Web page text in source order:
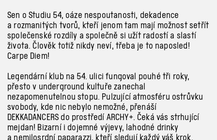
Sen o Studiu 54, oáze nespoutanosti, dekadence
a rozmanitých tvorů, kteří jenom tam mají možnost setřít
společenské rozdíly a společně si užít radostí a slastí
života. Člověk totiž nikdy neví, třeba je to naposled!
Carpe Diem!
Legendární klub na 54. ulici fungoval pouhé tři roky,
přesto v underground kultuře zanechal
nezapomenutelnou stopu. Pulzující atmosféru ostrůvku
svobody, kde nic nebylo nemožné, přenáší
DEKKADANCERS do prostředí ARCHY+. Čeká vás strhující
mejdan! Bizarní i dojemné výjevy, lahodné drinky
a nemilosrdní paparazzi, kteří sledují každý váš krok.